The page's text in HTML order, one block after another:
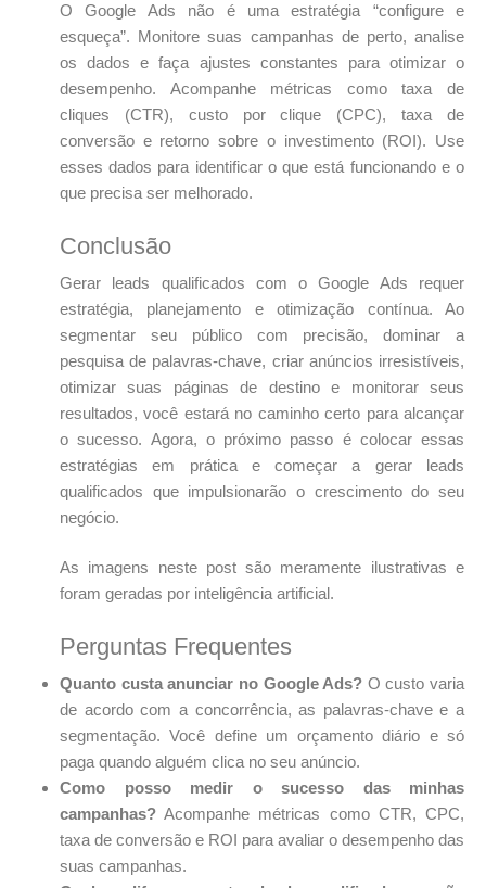
O Google Ads não é uma estratégia “configure e
esqueça”. Monitore suas campanhas de perto, analise
os dados e faça ajustes constantes para otimizar o
desempenho. Acompanhe métricas como taxa de
cliques (CTR), custo por clique (CPC), taxa de
conversão e retorno sobre o investimento (ROI). Use
esses dados para identificar o que está funcionando e o
que precisa ser melhorado.
Conclusão
Gerar leads qualificados com o Google Ads requer
estratégia, planejamento e otimização contínua. Ao
segmentar seu público com precisão, dominar a
pesquisa de palavras-chave, criar anúncios irresistíveis,
otimizar suas páginas de destino e monitorar seus
resultados, você estará no caminho certo para alcançar
o sucesso. Agora, o próximo passo é colocar essas
estratégias em prática e começar a gerar leads
qualificados que impulsionarão o crescimento do seu
negócio.
As imagens neste post são meramente ilustrativas e
foram geradas por inteligência artificial.
Perguntas Frequentes
Quanto custa anunciar no Google Ads? O custo varia
de acordo com a concorrência, as palavras-chave e a
segmentação. Você define um orçamento diário e só
paga quando alguém clica no seu anúncio.
Como posso medir o sucesso das minhas
campanhas? Acompanhe métricas como CTR, CPC,
taxa de conversão e ROI para avaliar o desempenho das
suas campanhas.